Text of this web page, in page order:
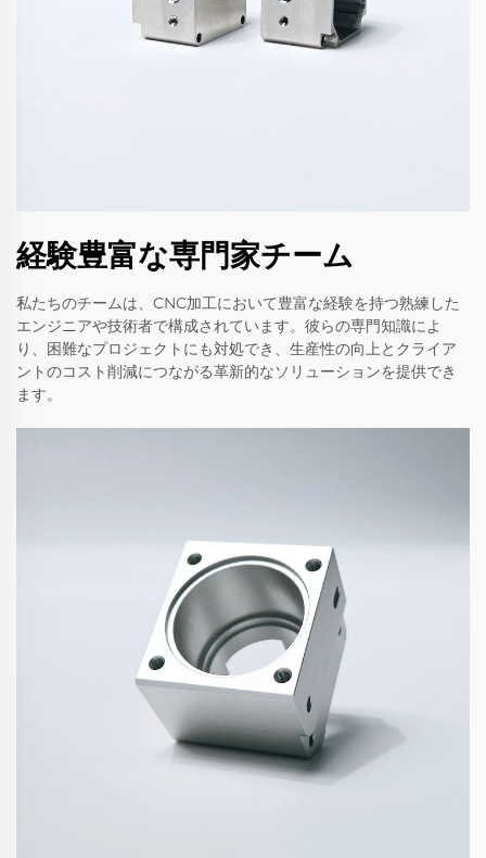
経験豊富な専門家チーム
私たちのチームは、CNC加工において豊富な経験を持つ熟練した
エンジニアや技術者で構成されています。彼らの専門知識によ
り、困難なプロジェクトにも対処でき、生産性の向上とクライア
ントのコスト削減につながる革新的なソリューションを提供でき
ます。